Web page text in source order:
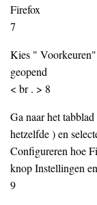
Firefox
7
Kies "
geopend
< br . > 8
Ga naar het
hetzelfde ) en
Configureren hoe
knop Instellingen
9